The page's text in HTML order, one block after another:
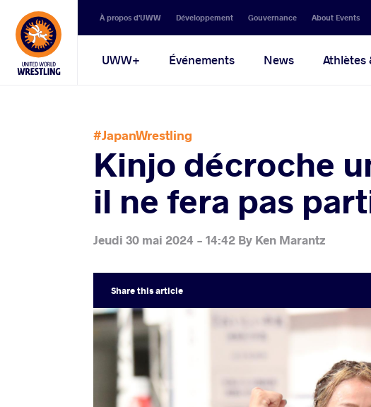
Secondary
navigation
À propos d'UWW Développement Gouvernance About Events
Main
UWW+ Événements News Athlètes
#JapanWrestling
Kinjo décroche
il ne fera pas
Jeudi 30 mai 2024 - 14:42 By Ken Marantz
Sharethis article